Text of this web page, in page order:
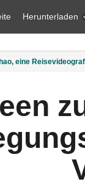
Herunterladen
Shao am 30. Juni